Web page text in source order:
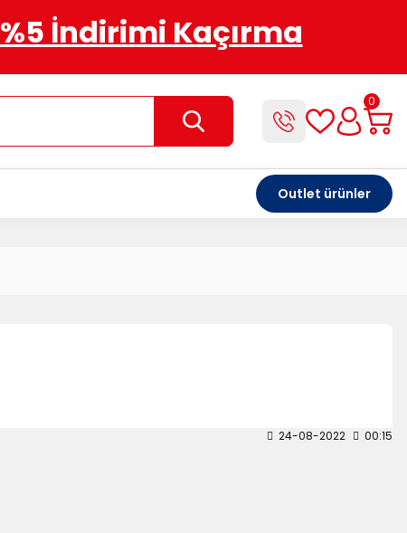
%5 İndirimi Kaçırma
0
Outlet ürünler
24-08-2022 00:15